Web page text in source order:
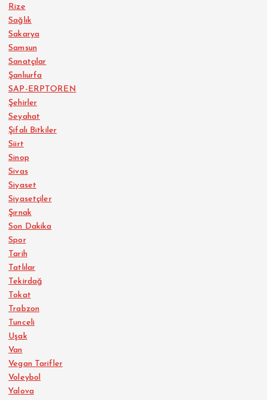
Rize
Sağlık
Sakarya
Samsun
Sanatçılar
Şanlıurfa
SAP-ERPTOREN
Şehirler
Seyahat
Şifalı Bitkiler
Siirt
Sinop
Sivas
Siyaset
Siyasetçiler
Şırnak
Son Dakika
Spor
Tarih
Tatlılar
Tekirdağ
Tokat
Trabzon
Tunceli
Uşak
Van
Vegan Tarifler
Voleybol
Yalova